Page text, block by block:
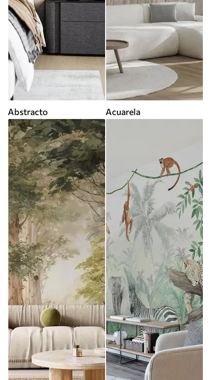
Abstracto Acuarela